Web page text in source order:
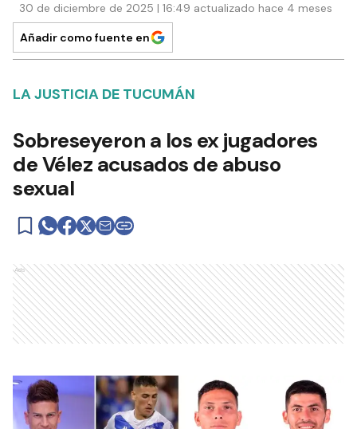
30 de diciembre de 2025 | 16:49 actualizado hace 4 meses
Añadir como fuente en
LA JUSTICIA DE TUCUMÁN
Sobreseyeron a los ex jugadores
de Vélez acusados de abuso
sexual
Ads